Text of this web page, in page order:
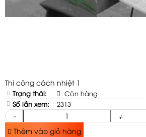
Thi công cách nhiệt 1
Trạng thái:
Còn hàng
Số lần xem:
2313
-
+
Thêm vào giỏ hàng